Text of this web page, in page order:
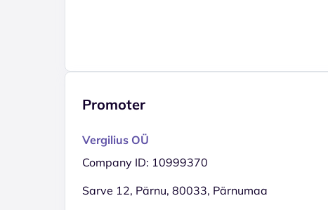
Promoter
Vergilius OÜ
Company ID: 10999370
Sarve 12, Pärnu, 80033, Pärnumaa